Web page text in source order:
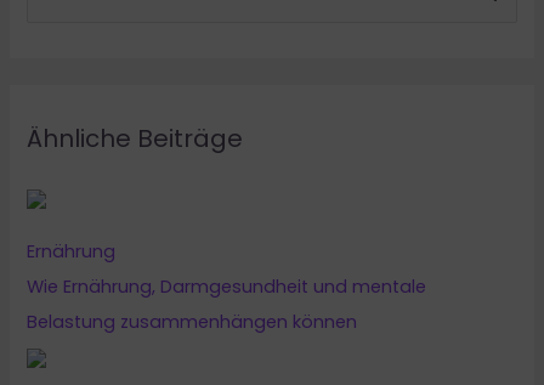
n
n
c
h
:
Ähnliche Beiträge
Ernährung
Wie Ernährung, Darmgesundheit und mentale
Belastung zusammenhängen können